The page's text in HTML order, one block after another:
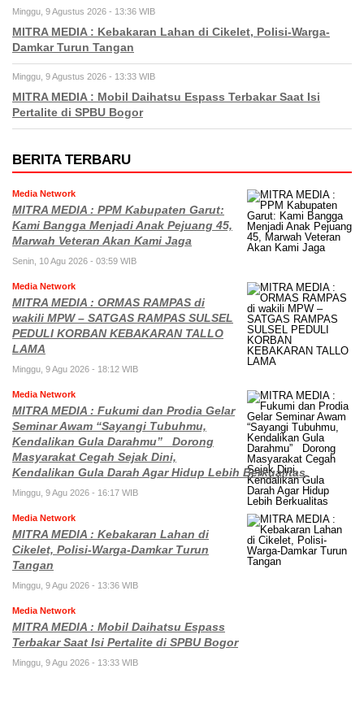
Minggu, 9 Agustus 2026 - 13:36 WIB
MITRA MEDIA : Kebakaran Lahan di Cikelet, Polisi-Warga-
Damkar Turun Tangan
Minggu, 9 Agustus 2026 - 13:33 WIB
MITRA MEDIA : Mobil Daihatsu Espass Terbakar Saat Isi
Pertalite di SPBU Bogor
BERITA TERBARU
Media Network
MITRA MEDIA : PPM Kabupaten Garut:
Kami Bangga Menjadi Anak Pejuang 45,
Marwah Veteran Akan Kami Jaga
Senin, 10 Agu 2026 - 03:59 WIB
Media Network
MITRA MEDIA : ORMAS RAMPAS di
wakili MPW – SATGAS RAMPAS SULSEL
PEDULI KORBAN KEBAKARAN TALLO
LAMA
Minggu, 9 Agu 2026 - 18:12 WIB
Media Network
MITRA MEDIA : Fukumi dan Prodia Gelar
Seminar Awam “Sayangi Tubuhmu,
Kendalikan Gula Darahmu” Dorong
Masyarakat Cegah Sejak Dini,
Kendalikan Gula Darah Agar Hidup Lebih Berkualitas
Minggu, 9 Agu 2026 - 16:17 WIB
Media Network
MITRA MEDIA : Kebakaran Lahan di
Cikelet, Polisi-Warga-Damkar Turun
Tangan
Minggu, 9 Agu 2026 - 13:36 WIB
Media Network
MITRA MEDIA : Mobil Daihatsu Espass
Terbakar Saat Isi Pertalite di SPBU Bogor
Minggu, 9 Agu 2026 - 13:33 WIB